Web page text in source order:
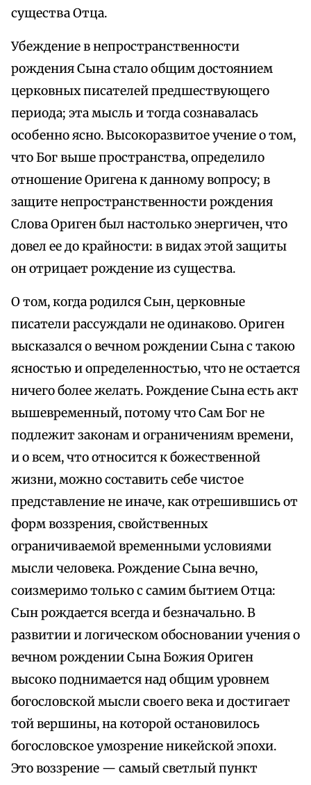
существа Отца.
Убеждение в непространственности
рождения Сына стало общим достоянием
церковных писателей предшествующего
периода; эта мысль и тогда сознавалась
особенно ясно. Высокоразвитое учение о том,
что Бог выше пространства, определило
отношение Оригена к данному вопросу; в
защите непространственности рождения
Слова Ориген был настолько энергичен, что
довел ее до крайности: в видах этой защиты
он отрицает рождение из существа.
О том, когда родился Сын, церковные
писатели рассуждали не одинаково. Ориген
высказался о вечном рождении Сына с такою
ясностью и определенностью, что не остается
ничего более желать. Рождение Сына есть акт
вышевременный, потому что Сам Бог не
подлежит законам и ограничениям времени,
и о всем, что относится к божественной
жизни, можно составить себе чистое
представление не иначе, как отрешившись от
форм воззрения, свойственных
ограничиваемой временными условиями
мысли человека. Рождение Сына вечно,
соизмеримо только с самим бытием Отца:
Сын рождается всегда и безначально. В
развитии и логическом обосновании учения о
вечном рождении Сына Божия Ориген
высоко поднимается над общим уровнем
богословской мысли своего века и достигает
той вершины, на которой остановилось
богословское умозрение никейской эпохи.
Это воззрение — самый светлый пункт